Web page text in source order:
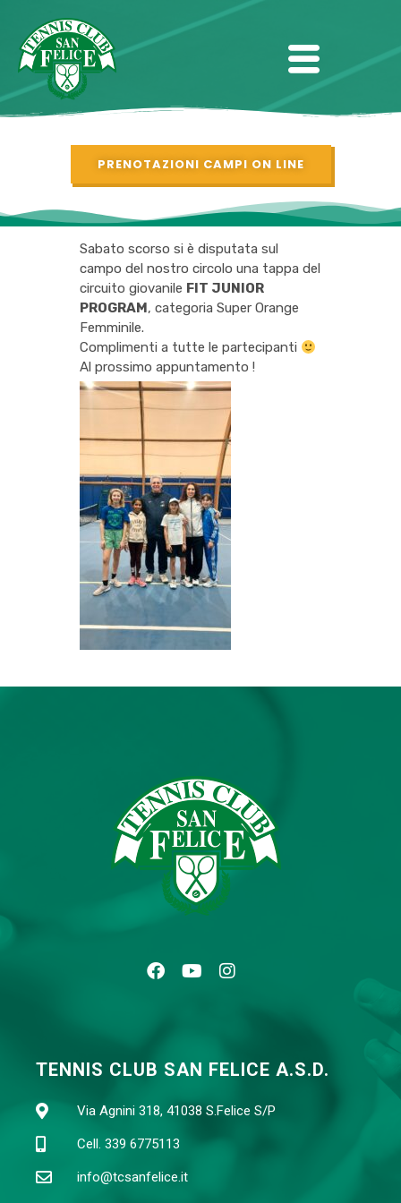
PRENOTAZIONI CAMPI ON LINE
Sabato scorso si è disputata sul
campo del nostro circolo una tappa del
circuito giovanile FIT JUNIOR
PROGRAM, categoria Super Orange
Femminile.
Complimenti a tutte le partecipanti
Al prossimo appuntamento !
TENNIS CLUB SAN FELICE A.S.D.
Via Agnini 318, 41038 S.Felice S/P
Cell. 339 6775113
info@tcsanfelice.it